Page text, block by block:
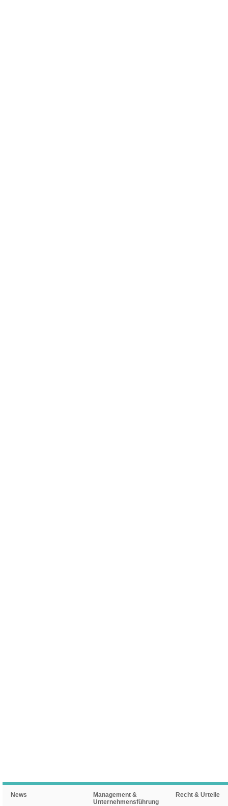
News
Management &
Unternehmensführung
Recht & Urteile